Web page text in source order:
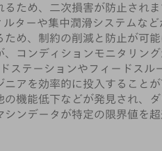
ため、二次損害が防止されま
ターや集中潤滑システムな
め、制約の削減と防止が可
コンディションモニタリン
ステーションやフィードス
アを効率的に投入すること
機能低下などが発見され、
ンデータが特定の限界値を